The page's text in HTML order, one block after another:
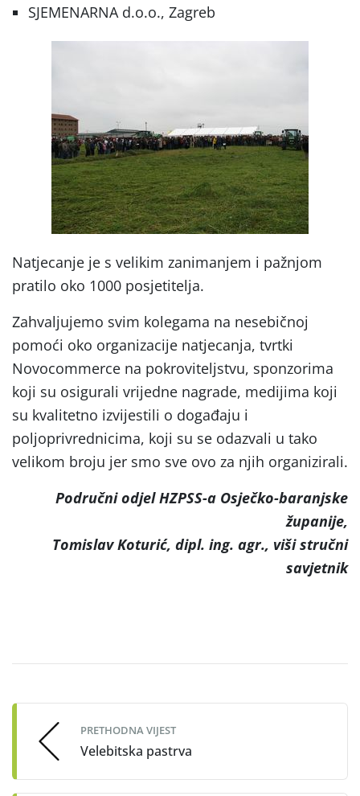
SJEMENARNA d.o.o., Zagreb
Natjecanje je s velikim zanimanjem i pažnjom
pratilo oko 1000 posjetitelja.
Zahvaljujemo svim kolegama na nesebičnoj
pomoći oko organizacije natjecanja, tvrtki
Novocommerce na pokroviteljstvu, sponzorima
koji su osigurali vrijedne nagrade, medijima koji
su kvalitetno izvijestili o događaju i
poljoprivrednicima, koji su se odazvali u tako
velikom broju jer smo sve ovo za njih organizirali.
Područni odjel HZPSS-a Osječko-baranjske
županije,
Tomislav Koturić, dipl. ing. agr., viši stručni
savjetnik
navigation
PRETHODNA VIJEST
Velebitska pastrva